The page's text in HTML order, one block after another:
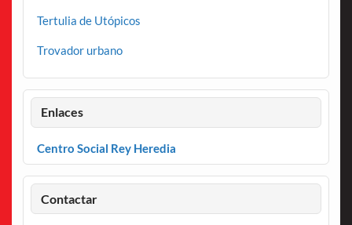
Tertulia de Utópicos
Trovador urbano
Enlaces
Centro Social Rey Heredia
Contactar